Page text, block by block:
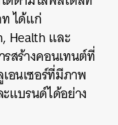
ได้แก่
Health และ
สร้างคอนเทนต์ที่
อนเซอร์ที่มีภาพ
แบรนด์ได้อย่าง